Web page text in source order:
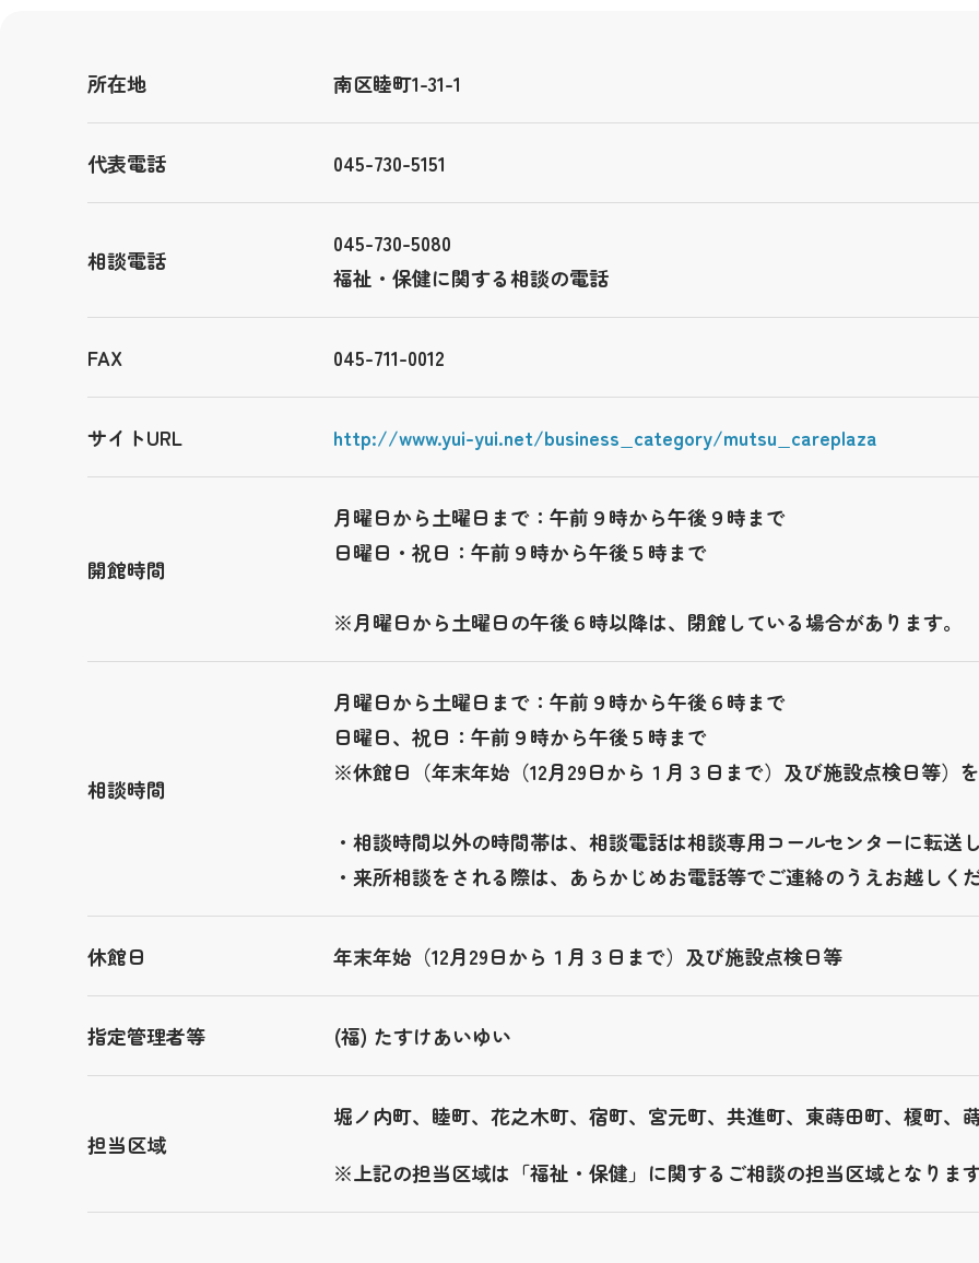
所在地 南区睦町1-31-1
代表電話 045-730-5151
相談電話
045-730-5080
福祉・保健に関する相談の電話
FAX 045-711-0012
サイトURL http://www.yui-yui.net/business_category/mutsu_careplaza
開館時間
月曜日から土曜日まで：午前９時から午後９時まで
日曜日・祝日：午前９時から午後５時まで
※月曜日から土曜日の午後６時以降は、閉館している場合があります。
相談時間
月曜日から土曜日まで：午前９時から午後６時まで
日曜日、祝日：午前９時から午後５時まで
※休館日（年末年始（12月29日から１月３日まで）及び施設点検日等）
・相談時間以外の時間帯は、相談電話は相談専用コールセンターに転送
・来所相談をされる際は、あらかじめお電話等でご連絡のうえお越しくだ
休館日 年末年始（12月29日から１月３日まで）及び施設点検日等
指定管理者等 (福) たすけあいゆい
担当区域
堀ノ内町、睦町、花之木町、宿町、宮元町、共進町、東蒔田町、榎町、
※上記の担当区域は「福祉・保健」に関するご相談の担当区域となります